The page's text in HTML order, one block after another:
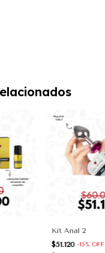
Kit Anal 2
$51.120-15%OFF